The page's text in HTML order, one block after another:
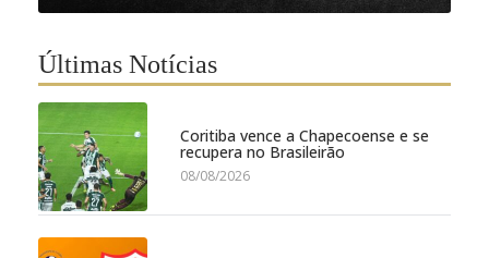
Últimas Notícias
Coritiba vence a Chapecoense e se
recupera no Brasileirão
08/08/2026